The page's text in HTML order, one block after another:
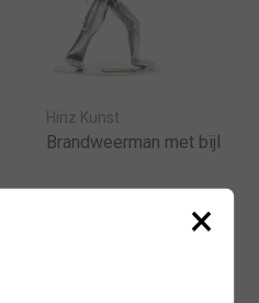
Hinz Kunst
Brandweerman met bijl
×